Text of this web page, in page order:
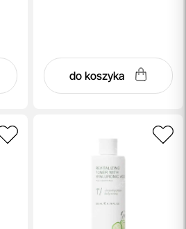
do koszyka